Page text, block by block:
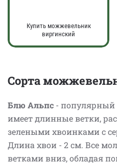
Купить можжевельник
виргинский
Сорта
Блю Альпс - популярный
имеет длинные ветки,
зелеными хвоинками с
Длина хвои - 2 см. Все
ветками вниз, обладая